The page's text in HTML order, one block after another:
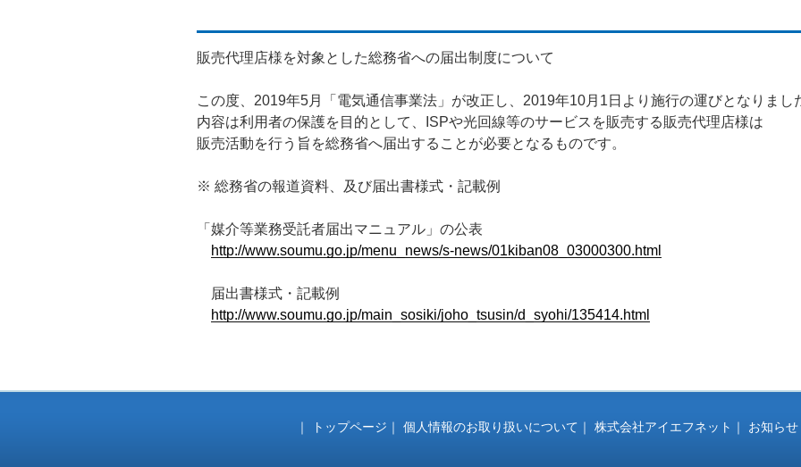
ゴ
リ
販売代理店様を対象とした総務省への届出制度について
この度、2019年5月「電気通信事業法」が改正し、2019年10月1日より施行の運びとなりまし
内容は利用者の保護を目的として、ISPや光回線等のサービスを販売する販売代理店様は
販売活動を行う旨を総務省へ届出することが必要となるものです。
※ 総務省の報道資料、及び届出書様式・記載例
「媒介等業務受託者届出マニュアル」の公表
http://www.soumu.go.jp/menu_news/s-news/01kiban08_03000300.html
届出書様式・記載例
http://www.soumu.go.jp/main_sosiki/joho_tsusin/d_syohi/135414.html
｜ トップページ ｜ 個人情報のお取り扱いについて ｜ 株式会社アイエフネット ｜ お知らせ